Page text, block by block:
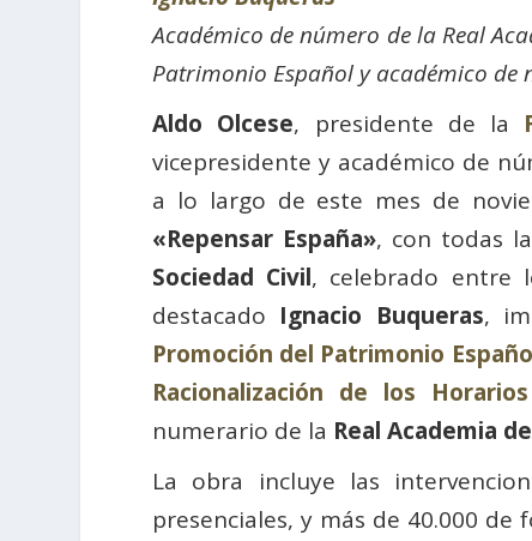
Académico de número de la Real
Patrimonio Español y académico de
Aldo Olcese, presidente de la
vicepresidente y académico de
a lo largo de este mes de
«Repensar España», con todas
Sociedad Civil, celebrado entre
destacado Ignacio Buqueras,
Promoción del Patrimonio
Racionalización de los
numerario de la Real Academia
La obra incluye las
presenciales, y más de 40.000